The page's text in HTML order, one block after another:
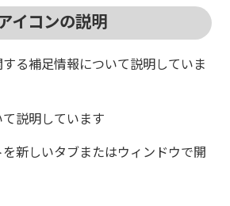
イコンの説明
る補足情報について説明していま
説明しています
新しいタブまたはウィンドウで開